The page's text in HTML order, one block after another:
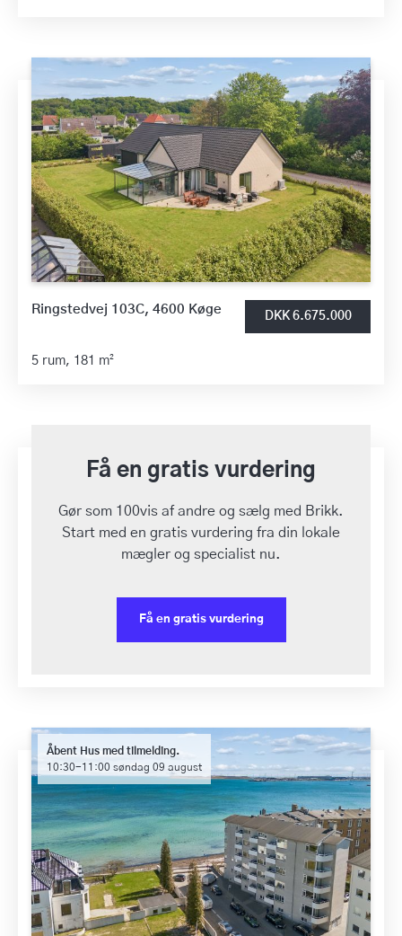
Ringstedvej 103C, 4600 Køge DKK 6.675.000
5 rum, 181 m²
Få en gratis vurdering
Gør som 100vis af andre og sælg med Brikk.
Start med en gratis vurdering fra din lokale
mægler og specialist nu.
Få en gratis vurdering
Åbent Hus med tilmelding.
10:30-11:00 søndag 09 august